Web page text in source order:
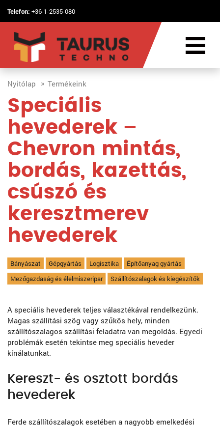
Telefon: +36-1-2535-080
Nyitólap Termékeink
Speciális
hevederek –
Chevron mintás,
bordás, kazettás,
csúszó és
keresztmerev
hevederek
Bányászat Gépgyártás Logisztika
Építőanyag gyártás
Mezőgazdaság és élelmiszeripar
Szállítószalagok és kiegészítők
A speciális hevederek teljes választékával rendelkezünk.
Magas szállítási szög vagy szűkös hely, minden
szállítószalagos szállítási feladatra van megoldás. Egyedi
problémák esetén tekintse meg speciális heveder
kínálatunkat.
Kereszt- és osztott bordás
hevederek
Ferde szállítószalagok esetében a nagyobb emelkedési